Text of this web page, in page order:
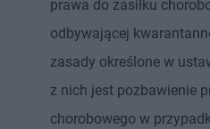
prawa do zasiłku
odbywającej
zasady określone w
z nich jest pozbawienie
chorobowego w